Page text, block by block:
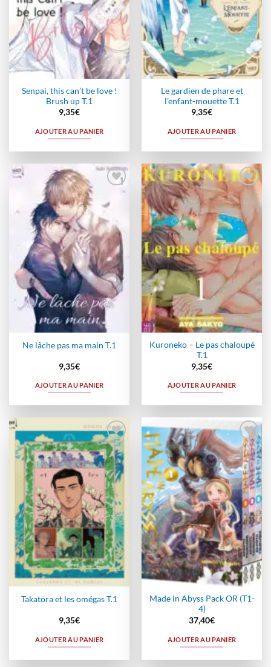
Senpai, this can’t be love !
Brush up T.1
9,35€
AJOUTER AU PANIER
Le gardien de phare et
l’enfant-mouette T.1
9,35€
AJOUTER AU PANIER
Ajouter
à la
Ne lâche pas ma main T.1
9,35€
AJOUTER AU PANIER
Ajouter
à la
wishlist
Kuroneko – Le pas chaloupé
T.1
9,35€
AJOUTER AU PANIER
Ajouter
à la
wishlist
Takatora et les omégas T.1
9,35€
AJOUTER AU PANIER
Ajouter
à la
wishlist
Made in Abyss Pack OR (T1-
4)
37,40€
AJOUTER AU PANIER